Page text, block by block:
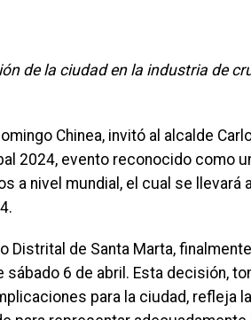
de la ciudad en la industria de
Chinea, invitó al alcalde
2024, evento reconocido como
a nivel mundial, el cual se llevará
Distrital de Santa Marta,
6 de abril. Esta decisión,
para la ciudad, refleja